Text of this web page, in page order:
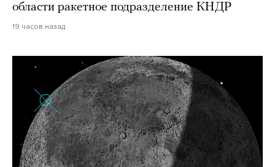
области ракетное подразделение КНДР
19 часов назад